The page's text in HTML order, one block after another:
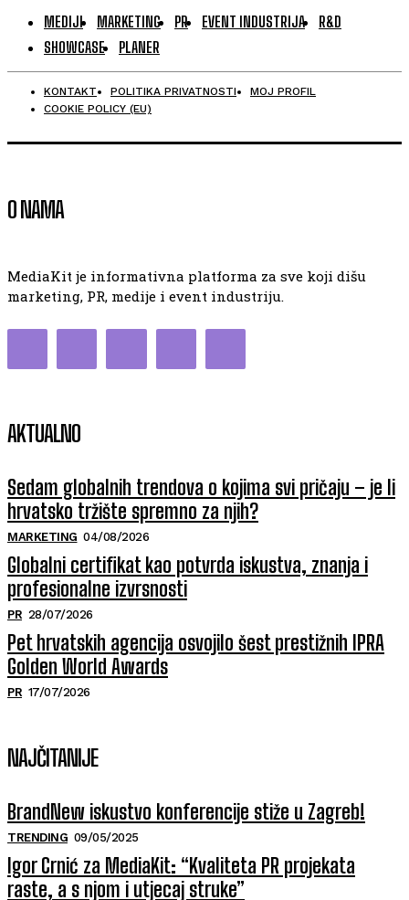
MEDIJI MARKETING PR EVENT INDUSTRIJA
R&D
SHOWCASE
PLANER
KONTAKT POLITIKA PRIVATNOSTI
MOJ PROFIL
COOKIE POLICY (EU)
O NAMA
MediaKit je informativna platforma za sve koji dišu
marketing, PR, medije i event industriju.
AKTUALNO
Sedam globalnih trendova o kojima svi pričaju – je li
hrvatsko tržište spremno za njih?
MARKETING 04/08/2026
Globalni certifikat kao potvrda iskustva, znanja i
profesionalne izvrsnosti
PR 28/07/2026
Pet hrvatskih agencija osvojilo šest prestižnih IPRA
Golden World Awards
PR 17/07/2026
NAJČITANIJE
BrandNew iskustvo konferencije stiže u Zagreb!
TRENDING 09/05/2025
Igor Crnić za MediaKit: “Kvaliteta PR projekata
raste, a s njom i utjecaj struke”